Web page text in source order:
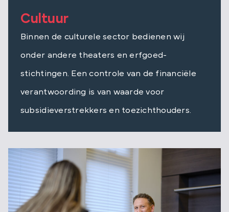
Cultuur
Binnen de culturele sector bedienen wij
onder andere theaters en erfgoed-
stichtingen. Een controle van de financiële
verantwoording is van waarde voor
subsidieverstrekkers en toezichthouders.